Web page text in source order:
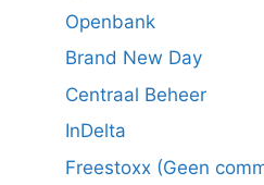
Openbank
Brand New Day
Centraal Beheer
InDelta
Freestoxx (Geen